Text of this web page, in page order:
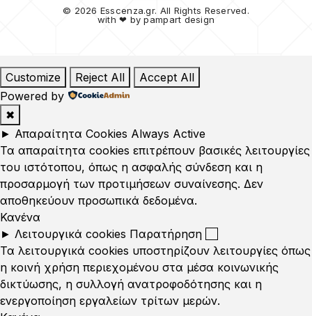
© 2026 Esscenza.gr. All Rights Reserved.
with ❤ bypampart design
Customize Reject All
Accept All
Powered by
✖
► Απαραίτητα Cookies Always Active
Τα απαραίτητα cookies επιτρέπουν βασικές λειτουργίες
του ιστότοπου, όπως η ασφαλής σύνδεση και η
προσαρμογή των προτιμήσεων συναίνεσης. Δεν
αποθηκεύουν προσωπικά δεδομένα.
Κανένα
► Λειτουργικά cookies Παρατήρηση
Τα λειτουργικά cookies υποστηρίζουν λειτουργίες όπως
η κοινή χρήση περιεχομένου στα μέσα κοινωνικής
δικτύωσης, η συλλογή ανατροφοδότησης και η
ενεργοποίηση εργαλείων τρίτων μερών.